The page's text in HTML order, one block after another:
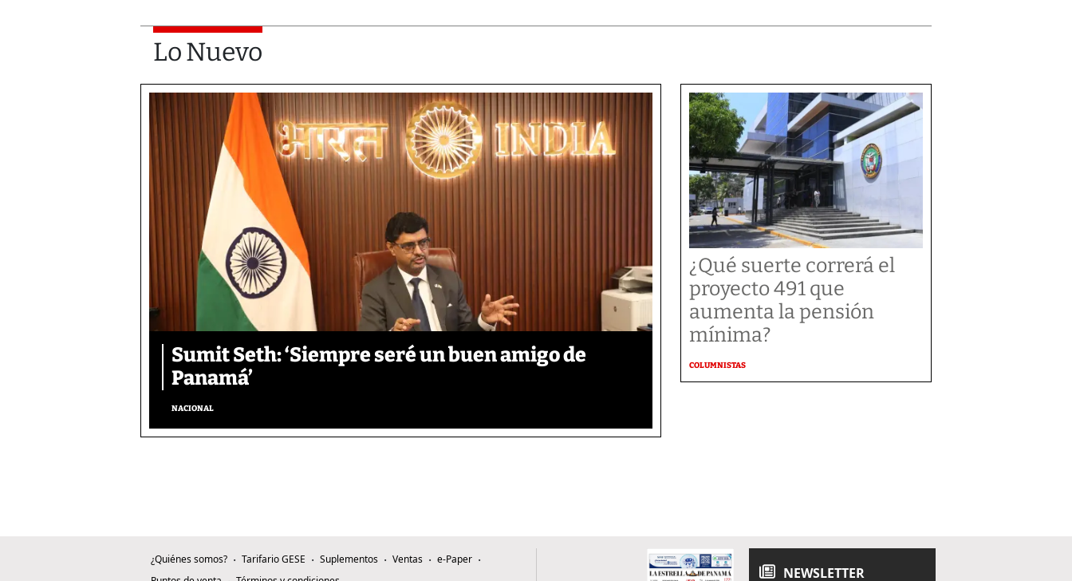
Lo Nuevo
Sumit Seth: ‘Siempre seré un buen amigo de
Panamá’
NACIONAL
¿Qué suerte correrá el
proyecto 491 que
aumenta la pensión
mínima?
COLUMNISTAS
¿Quiénes somos? Tarifario GESE Suplementos Ventas
e-Paper
NEWSLETTER